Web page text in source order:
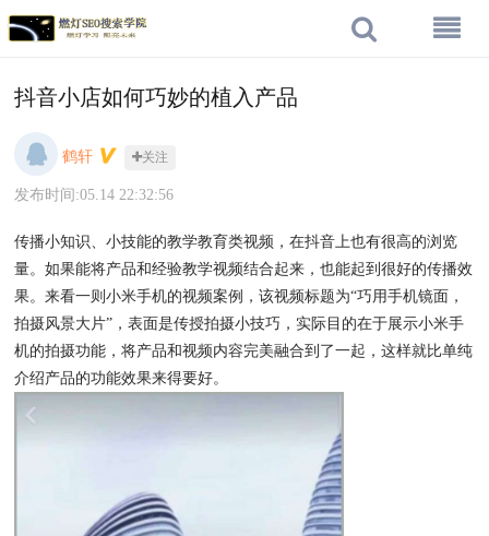
抖音小店如何巧妙的植入产品
鹤轩 关注
发布时间:05.14 22:32:56
传播小知识、小技能的教学教育类视频，在抖音上也有很高的浏览
量。如果能将产品和经验教学视频结合起来，也能起到很好的传播效
果。来看一则小米手机的视频案例，该视频标题为“巧用手机镜面，
拍摄风景大片”，表面是传授拍摄小技巧，实际目的在于展示小米手
机的拍摄功能，将产品和视频内容完美融合到了一起，这样就比单纯
介绍产品的功能效果来得要好。